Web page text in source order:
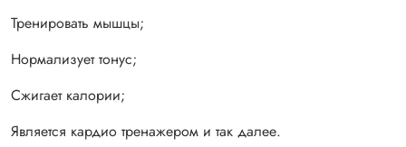
Тренировать мышцы;
Нормализует тонус;
Сжигает калории;
Является кардио тренажером и так далее.